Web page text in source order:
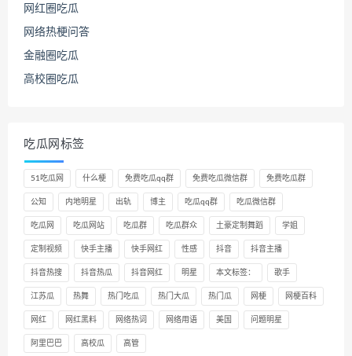
网红圈吃瓜
网络热梗问答
金融圈吃瓜
高校圈吃瓜
吃瓜网标签
51吃瓜网 什么梗 免费吃瓜qq群 免费吃瓜微信群 免费吃瓜群
公知 内地明星 出轨 博主 吃瓜qq群 吃瓜微信群
吃瓜网 吃瓜网站 吃瓜群 吃瓜群众 土豪定制舞蹈 学姐
定制视频 快手主播 快手网红 性感 抖音 抖音主播
抖音热搜 抖音热瓜 抖音网红 明星 本文标签： 歌手
江苏瓜 热舞 热门吃瓜 热门大瓜 热门瓜 网梗 网梗百科
网红 网红黑料 网络热词 网络用语 美国 问题明星
阿里巴巴 高校瓜 高管